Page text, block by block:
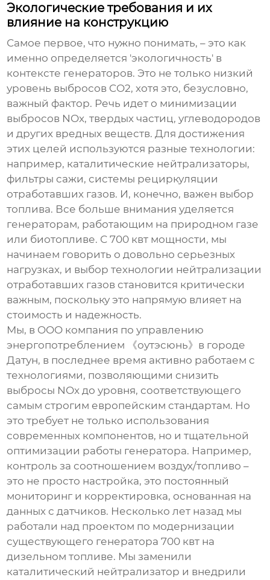
Экологические требования и их
влияние на конструкцию
Самое первое, что нужно понимать, – это как
именно определяется 'экологичность' в
контексте генераторов. Это не только низкий
уровень выбросов CO2, хотя это, безусловно,
важный фактор. Речь идет о минимизации
выбросов NOx, твердых частиц, углеводородов
и других вредных веществ. Для достижения
этих целей используются разные технологии:
например, каталитические нейтрализаторы,
фильтры сажи, системы рециркуляции
отработавших газов. И, конечно, важен выбор
топлива. Все больше внимания уделяется
генераторам, работающим на природном газе
или биотопливе. С700 квт мощности, мы
начинаем говорить о довольно серьезных
нагрузках, и выбор технологии нейтрализации
отработавших газов становится критически
важным, поскольку это напрямую влияет на
стоимость и надежность.
Мы, в OOO компания по управлению
энергопотреблением 《оутэсюнь》в городе
Датун, в последнее время активно работаем с
технологиями, позволяющими снизить
выбросы NOx до уровня, соответствующего
самым строгим европейским стандартам. Но
это требует не только использования
современных компонентов, но и тщательной
оптимизации работы генератора. Например,
контроль за соотношением воздух/топливо –
это не просто настройка, это постоянный
мониторинг и корректировка, основанная на
данных с датчиков. Несколько лет назад мы
работали над проектом по модернизации
существующего генератора700 квт на
дизельном топливе. Мы заменили
каталитический нейтрализатор и внедрили